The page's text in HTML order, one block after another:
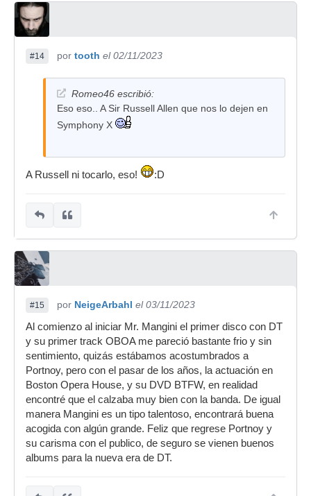
#14 por tooth el 02/11/2023
Romeo46 escribió:
Eso eso.. A Sir Russell Allen que nos lo dejen en
Symphony X
A Russell ni tocarlo, eso! :D
#15 por NeigeArbahl el 03/11/2023
Al comienzo al iniciar Mr. Mangini el primer disco con DT
y su primer track OBOA me pareció bastante frio y sin
sentimiento, quizás estábamos acostumbrados a
Portnoy, pero con el pasar de los años, la actuación en
Boston Opera House, y su DVD BTFW, en realidad
encontré que el calzaba muy bien con la banda. De igual
manera Mangini es un tipo talentoso, encontrará buena
acogida con algún grande. Feliz que regrese Portnoy y
su carisma con el publico, de seguro se vienen buenos
albums para la nueva era de DT.